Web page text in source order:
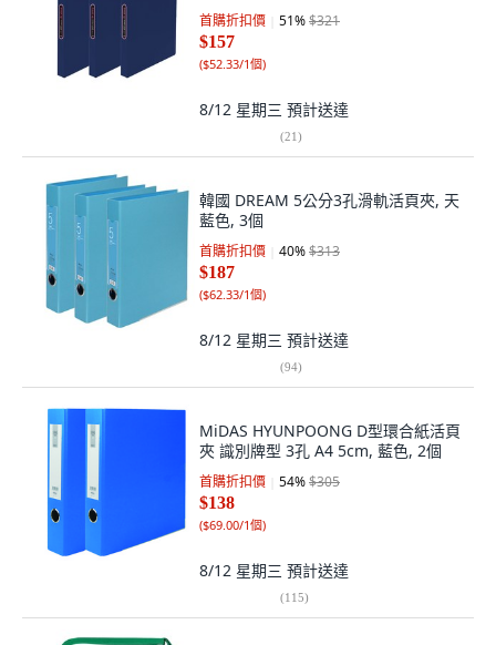
首購折扣價 51%$321
$157
($52.33/1個)
8/12 星期三 預計送達
(21)
韓國 DREAM 5公分3孔滑軌活頁夾, 天
藍色, 3個
首購折扣價 40%$313
$187
($62.33/1個)
8/12 星期三 預計送達
(94)
MiDAS HYUNPOONG D型環合紙活頁
夾 識別牌型 3孔 A4 5cm, 藍色, 2個
首購折扣價 54%$305
$138
($69.00/1個)
8/12 星期三 預計送達
(115)